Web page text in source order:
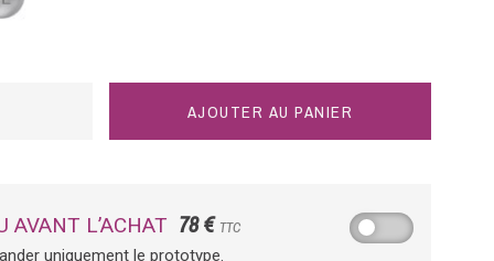
AJOUTER AU PANIER
AVANT L’ACHAT 78 € TTC
uniquement le prototype.